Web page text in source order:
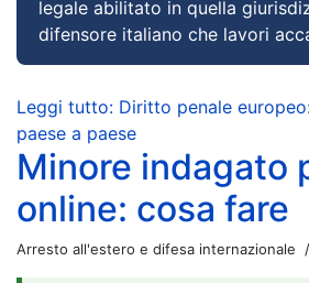
legale abilitato in quella
difensore italiano che lavori
Leggi tutto: Diritto penale
paese a paese
Minore indagato
online: cosa fare
Arresto all'estero e difesa internazionale